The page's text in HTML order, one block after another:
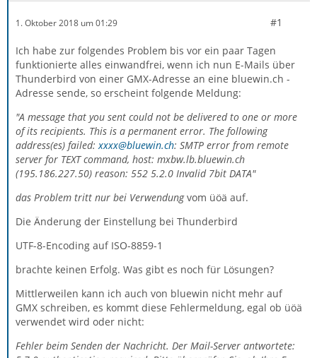
1. Oktober 2018 um 01:29 #1
Ich habe zur folgendes Problem bis vor ein paar Tagen
funktionierte alles einwandfrei, wenn ich nun E-Mails über
Thunderbird von einer GMX-Adresse an eine bluewin.ch -
Adresse sende, so erscheint folgende Meldung:
"A message that you sent could not be delivered to one or more
of its recipients. This is a permanent error. The following
address(es) failed:xxxx@bluewin.ch: SMTP error from remote
server for TEXT command, host: mxbw.lb.bluewin.ch
(195.186.227.50) reason: 552 5.2.0 Invalid 7bit DATA"
das Problem tritt nur bei Verwendungvom üöä auf.
Die Änderung der Einstellung bei Thunderbird
UTF-8-Encoding auf ISO-8859-1
brachte keinen Erfolg. Was gibt es noch für Lösungen?
Mittlerweilen kann ich auch von bluewin nicht mehr auf
GMX schreiben, es kommt diese Fehlermeldung, egal ob üöä
verwendet wird oder nicht:
Fehler beim Senden der Nachricht. Der Mail-Server antwortete: